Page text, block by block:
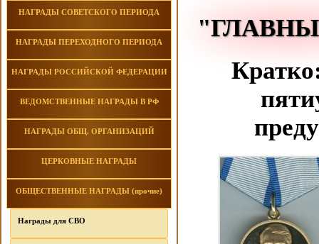
НАГРАДЫ СОВЕТСКОГО ПЕРИОДА
НАГРАДЫ ПЕРЕХОДНОГО ПЕРИОДА
НАГРАДЫ РОССИЙСКОЙ ФЕДЕРАЦИИ
ВЕДОМСТВЕННЫЕ НАГРАДЫ В РФ
НАГРАДЫ ОБЩ. ОРГАНИЗАЦИЙ
ЦЕРКОВНЫЕ НАГРАДЫ
ОБЩЕСТВЕННЫЕ НАГРАДЫ (прочие)
Награды для СВО